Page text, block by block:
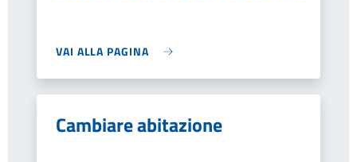
VAI ALLA PAGINA
Cambiare abitazione